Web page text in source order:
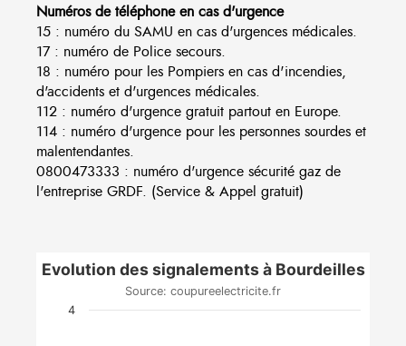
Numéros de téléphone en cas d'urgence
15 : numéro du SAMU en cas d'urgences médicales.
17 : numéro de Police secours.
18 : numéro pour les Pompiers en cas d'incendies,
d'accidents et d'urgences médicales.
112 : numéro d'urgence gratuit partout en Europe.
114 : numéro d'urgence pour les personnes sourdes et
malentendantes.
0800473333 : numéro d'urgence sécurité gaz de
l'entreprise GRDF. (Service & Appel gratuit)
Evolution des signalements à Bourdeilles
Source: coupureelectricite.fr
4